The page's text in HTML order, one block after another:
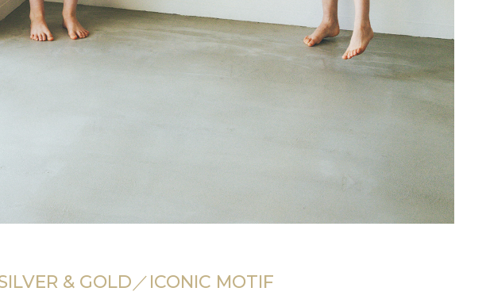
& GOLD／ICONIC MOTIF